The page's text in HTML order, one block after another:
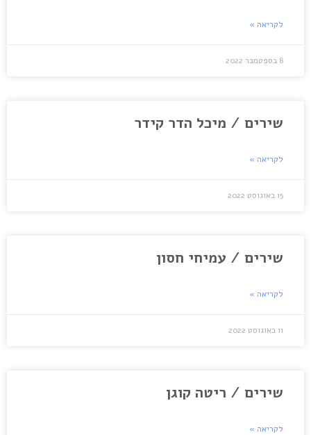
לקריאה »
8 בספטמבר 2022
שירים / מיכל הדר קידר
לקריאה »
15 באוגוסט 2022
שירים / עמיחי חסון
לקריאה »
11 באוגוסט 2022
שירים / ריטה קוגן
לקריאה »